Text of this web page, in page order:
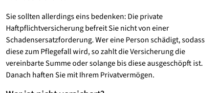
Sie sollten allerdings eins bedenken: Die private
Haftpflichtversicherung befreit Sie nicht von einer
Schadensersatzforderung. Wer eine Person schädigt, sodass
diese zum Pflegefall wird, so zahlt die Versicherung die
vereinbarte Summe oder solange bis diese ausgeschöpft ist.
Danach haften Sie mit Ihrem Privatvermögen.